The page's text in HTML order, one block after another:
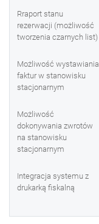
Rraport stanu
rezerwacji (możliwość
tworzenia czarnych list)
Możliwość wystawiania
faktur w stanowisku
stacjonarnym
Możliwość
dokonywania zwrotów
na stanowisku
stacjonarnym
Integracja systemu z
drukarką fiskalną